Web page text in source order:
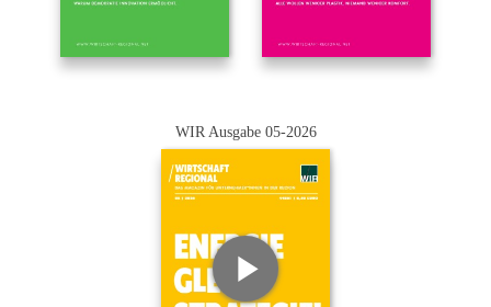
WIR Ausgabe 05-2026